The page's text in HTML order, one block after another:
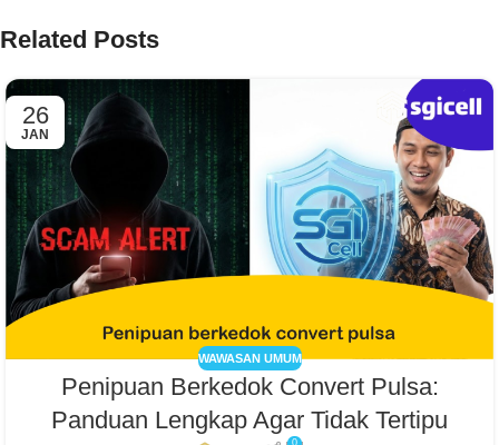
Related Posts
26
JAN
WAWASAN UMUM
Penipuan Berkedok Convert Pulsa:
Panduan Lengkap Agar Tidak Tertipu